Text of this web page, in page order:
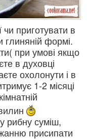
чи приготувати в
глиняній формі.
при умові якщо
в духовці
охолонути і в
1-2 місяці
рибну суміш,
присипати